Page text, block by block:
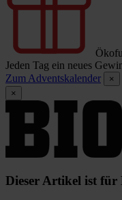
Jeden Tag ein neues
Zum Adventskalender
×
×
Dieser Artikel ist